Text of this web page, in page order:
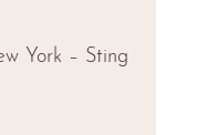
York – Sting